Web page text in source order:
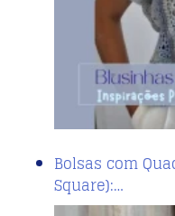
Bolsas com
Square):…